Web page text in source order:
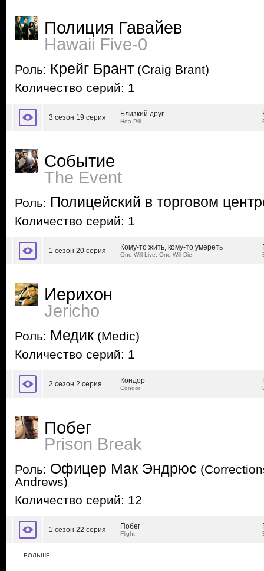
Полиция Гавайев
Hawaii Five-0
Роль: Крейг Брант (Craig Brant)
Количество серий: 1
3 сезон 19 серия Близкий друг
Hoa Pili
Событие
The Event
Роль: Полицейский в торговом
Количество серий: 1
1 сезон 20 серия Кому-то жить, кому-то умереть
One Will Live, One Will Die
Иерихон
Jericho
Роль: Медик (Medic)
Количество серий: 1
2 сезон 2 серия Кондор
Condor
Побег
Prison Break
Роль: Офицер Мак Эндрюс
Andrews)
Количество серий: 12
1 сезон 22 серия Побег
Flight
…БОЛЬШЕ